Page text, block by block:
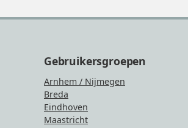
Gebruikersgroepen
Arnhem / Nijmegen
Breda
Eindhoven
Maastricht